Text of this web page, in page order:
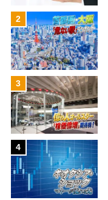
2
3
4